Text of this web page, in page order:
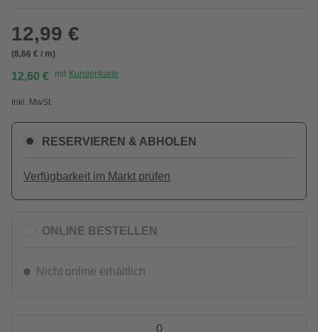
12,99 €
(8,66 € / m)
12,60 € mit Kundenkarte
Inkl. MwSt.
RESERVIEREN & ABHOLEN
Verfügbarkeit im Markt prüfen
ONLINE BESTELLEN
Nicht online erhältlich